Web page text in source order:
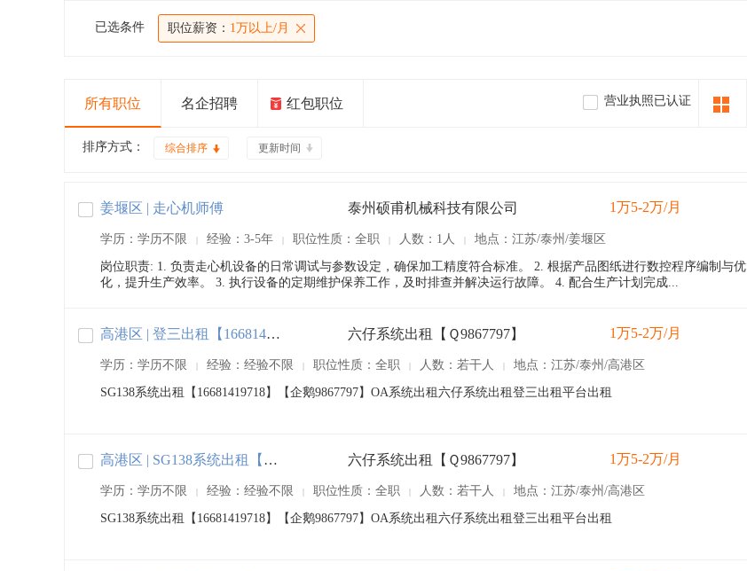
已选条件 职位薪资： 1万以上/月
所有职位 名企招聘 红包职位 营业执照已认证
排序方式： 综合排序 更新时间
姜堰区 | 走心机师傅 泰州硕甫机械科技有限公司 1万5-2万/月
学历：学历不限 | 经验：3-5年 | 职位性质：全职 | 人数：1人 | 地点：江苏/泰州/姜堰区
岗位职责: 1. 负责走心机设备的日常调试与参数设定，确保加工精度符合标准。 2. 根据产品图纸进行数控程序编制与优
化，提升生产效率。 3. 执行设备的定期维护保养工作，及时排查并解决运行故障。 4. 配合生产计划完成...
高港区 | 登三出租【16681419718】 六仔系统出租【Ｑ9867797】 1万5-2万/月
学历：学历不限 | 经验：经验不限 | 职位性质：全职 | 人数：若干人 | 地点：江苏/泰州/高港区
SG138系统出租【16681419718】【企鹅9867797】OA系统出租六仔系统出租登三出租平台出租
高港区 | SG138系统出租【Ｑ9867797】 六仔系统出租【Ｑ9867797】 1万5-2万/月
学历：学历不限 | 经验：经验不限 | 职位性质：全职 | 人数：若干人 | 地点：江苏/泰州/高港区
SG138系统出租【16681419718】【企鹅9867797】OA系统出租六仔系统出租登三出租平台出租